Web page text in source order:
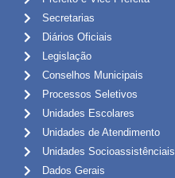
Secretarias
Diários Oficiais
Legislação
Conselhos Municipais
Processos Seletivos
Unidades Escolares
Unidades de Atendimento
Unidades Socioassistênciais
Dados Gerais